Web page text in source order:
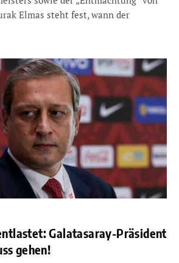
Elmas steht fest, wann der
Galatasaray-Präsident
gehen!